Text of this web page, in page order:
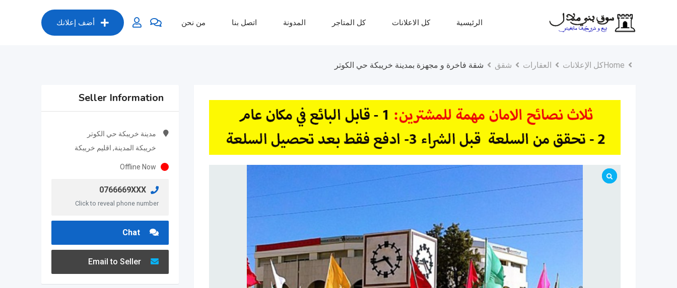
أضف إعلانك الرئيسية كل الاعلانات كل المتاجر المدونة اتصل بنا من نحن
Homeكل الإعلانات العقارات شقق شقة فاخرة و مجهزة بمدينة خريبكة حي الكوتر
Seller Information
مدينة خريبكة حي الكوتر
خريبكة المدينة, اقليم خريبكة
Offline Now
0766669XXX
Click to reveal phone number
Chat
Email to Seller